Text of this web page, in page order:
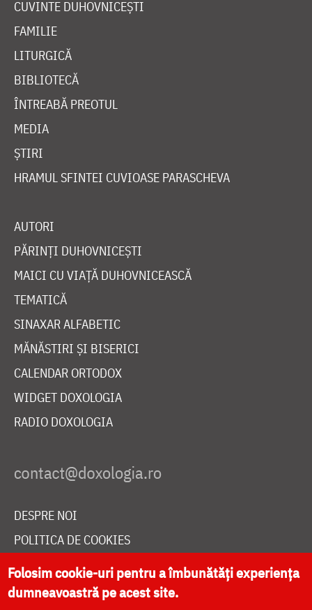
CUVINTE DUHOVNICEȘTI
FAMILIE
LITURGICĂ
BIBLIOTECĂ
ÎNTREABĂ PREOTUL
MEDIA
ȘTIRI
HRAMUL SFINTEI CUVIOASE PARASCHEVA
AUTORI
PĂRINȚI DUHOVNICEȘTI
MAICI CU VIAȚĂ DUHOVNICEASCĂ
TEMATICĂ
SINAXAR ALFABETIC
MĂNĂSTIRI ȘI BISERICI
CALENDAR ORTODOX
WIDGET DOXOLOGIA
RADIO DOXOLOGIA
DESPRE NOI
POLITICA DE COOKIES
DONEAZĂ ONLINE PENTRU CATEDRALA NAȚIONALĂ
Folosim cookie-uri pentru a îmbunătăți experiența
dumneavoastră pe acest site.